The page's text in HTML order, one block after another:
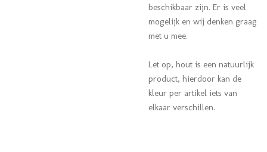
beschikbaar zijn. Er is veel
mogelijk en wij denken graag
met u mee.
Let op, hout is een natuurlijk
product, hierdoor kan de
kleur per artikel iets van
elkaar verschillen.